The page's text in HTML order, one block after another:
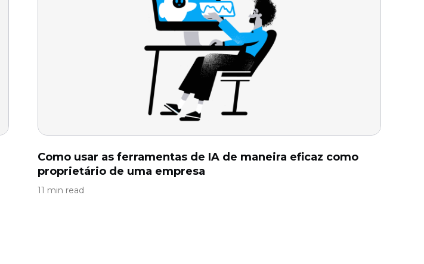
Como usar as ferramentas de IA de maneira eficaz como
proprietário de uma empresa
11 min read